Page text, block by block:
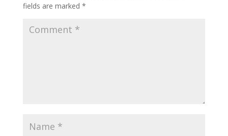
fields are marked *